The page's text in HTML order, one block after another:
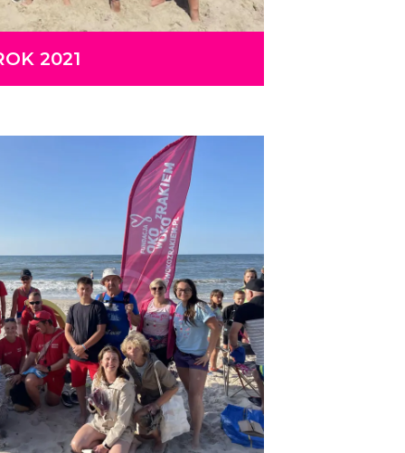
2021